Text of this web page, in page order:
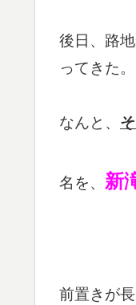
後日、路
ってきた。
なんと、
名を、 新
前置きが